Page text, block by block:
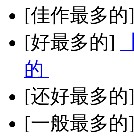
[佳作最多的]
[好最多的]
的
[还好最多的]
[一般最多的]